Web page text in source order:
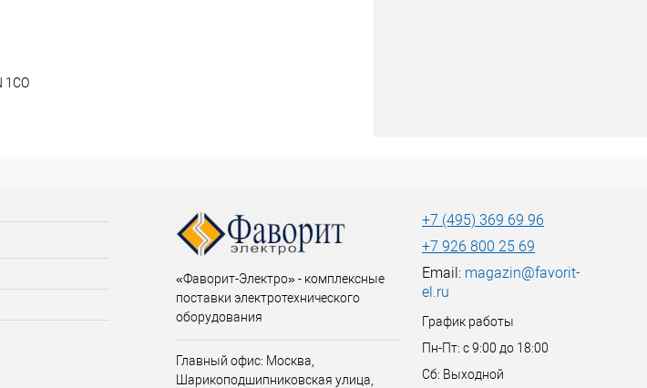
1СО
«Фаворит-Электро» - комплексные
поставки электротехнического
оборудования
Главный офис: Москва,
Шарикоподшипниковская улица,
+7 (495) 369 69 96
+7 926 800 25 69
Email: magazin@favorit-
el.ru
График работы
Пн-Пт: с 9:00 до 18:00
Сб: Выходной